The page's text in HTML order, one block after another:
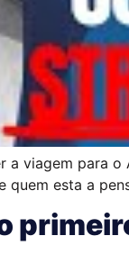
a viagem para
quem esta a